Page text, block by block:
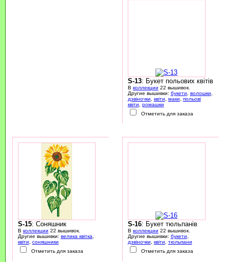
S-13: Букет польових квітів
В коллекции 22 вышивок.
Другие вышивки: букети волошки
дзвіночки
квіти маки
польові
квіти
ромашки
Отметить для заказа
S-15: Соняшник
В коллекции 22 вышивок.
Другие вышивки: велика квітка
квіти
соняшники
Отметить для заказа
S-16: Букет тюльпанів
В коллекции 22 вышивок.
Другие вышивки: букети
дзвіночки
квіти
тюльпани
Отметить для заказа